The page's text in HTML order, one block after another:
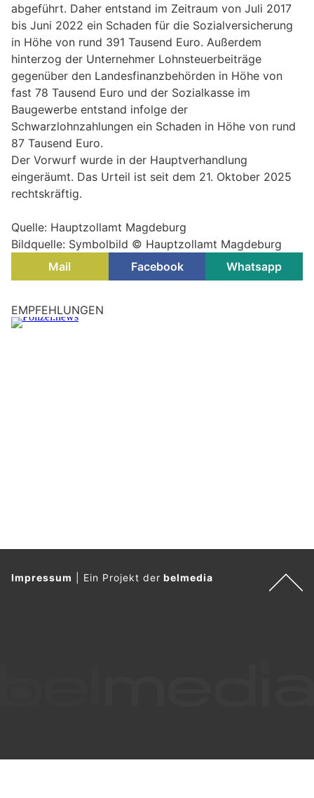
abgeführt. Daher entstand im Zeitraum von Juli 2017
bis Juni 2022 ein Schaden für die Sozialversicherung
in Höhe von rund 391 Tausend Euro. Außerdem
hinterzog der Unternehmer Lohnsteuerbeiträge
gegenüber den Landesfinanzbehörden in Höhe von
fast 78 Tausend Euro und der Sozialkasse im
Baugewerbe entstand infolge der
Schwarzlohnzahlungen ein Schaden in Höhe von rund
87 Tausend Euro.
Der Vorwurf wurde in der Hauptverhandlung
eingeräumt. Das Urteil ist seit dem 21. Oktober 2025
rechtskräftig.
Quelle: Hauptzollamt Magdeburg
Bildquelle: Symbolbild © Hauptzollamt Magdeburg
Mail
Facebook Whatsapp
Zeitz, Sachsen-Anhalt: Handy fast leer, große
03.05.26 VON POLIZEI.NEWS REDAKTION
auf der L230 bei Wippra ein schwerer Verkehrsunfall.
Für einen ungewöhnlichen Einsatz wurden Beamte der